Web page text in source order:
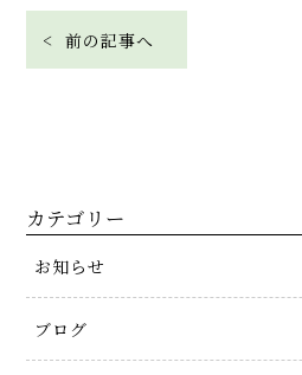
< 前の記事へ
カテゴリー
お知らせ
ブログ